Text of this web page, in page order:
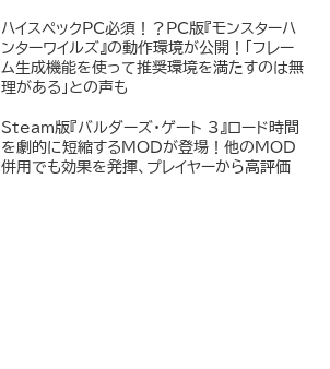
ハイスペックPC必須！？PC版『モンスターハ
ンターワイルズ』の動作環境が公開！「フレー
ム生成機能を使って推奨環境を満たすのは無
理がある」との声も
Steam版『バルダーズ・ゲート 3』ロード時間
を劇的に短縮するMODが登場！他のMOD
併用でも効果を発揮、プレイヤーから高評価